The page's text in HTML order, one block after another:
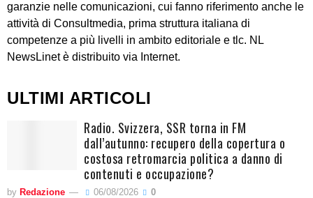
garanzie nelle comunicazioni, cui fanno riferimento anche le
attività di Consultmedia, prima struttura italiana di
competenze a più livelli in ambito editoriale e tlc. NL
NewsLinet è distribuito via Internet.
ULTIMI ARTICOLI
Radio. Svizzera, SSR torna in FM
dall’autunno: recupero della copertura o
costosa retromarcia politica a danno di
contenuti e occupazione?
by Redazione 06/08/2026 0